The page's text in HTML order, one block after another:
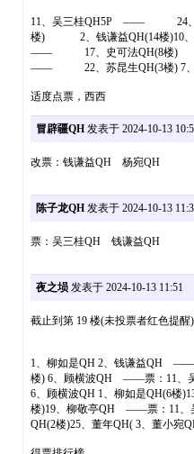
11、吴三桂QH5P —— 24
楼) 2、钱谦益QH(14楼)10
—— 17、史可法QH(8楼) 13
—— 22、苏昆生QH(3楼) 7
适度点票，西西
冒辟疆QH发表于 2024-10-13
改票：钱谦益QH 杨宛QH
陈子龙QH发表于 2024-10-13
票：吴三桂QH 钱谦益QH
夜之埙发表于 2024-10-13 11:51
截止到第 19 楼(未投票者红色提醒)
1、柳如是QH 2、钱谦益QH ——
楼) 6、顾横波QH ——票：11、
6、顾横波QH 1、柳如是QH(6
楼)19、柳敬亭QH ——票：11、
QH(2楼)25、董年QH( 3、董小宛